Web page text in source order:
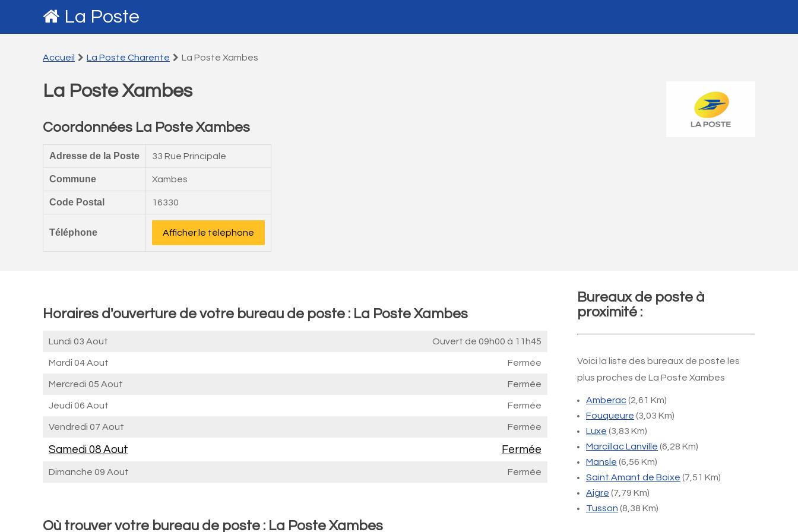
La Poste
Accueil La Poste Charente La Poste Xambes
La Poste Xambes
Coordonnées La Poste Xambes
Adresse de la Poste 33 Rue Principale
Commune Xambes
Code Postal 16330
Téléphone Afficher le téléphone
Horaires d'ouverture de votre bureau de poste : La Poste Xambes
Lundi 03 Aout Ouvert de 09h00 à 11h45
Mardi 04 Aout Fermée
Mercredi 05 Aout Fermée
Jeudi 06 Aout Fermée
Vendredi 07 Aout Fermée
Samedi 08 Aout Fermée
Dimanche 09 Aout Fermée
Où trouver votre bureau de poste : La Poste Xambes
Bureaux de poste à
proximité :
Voici la liste des bureaux de poste les
plus proches de La Poste Xambes
Amberac(2,61 Km)
Fouqueure (3,03 Km)
Luxe (3,83 Km)
Marcillac Lanville (6,28 Km)
Mansle (6,56 Km)
Saint Amant de Boixe (7,51 Km)
Aigre (7,79 Km)
Tusson (8,38 Km)